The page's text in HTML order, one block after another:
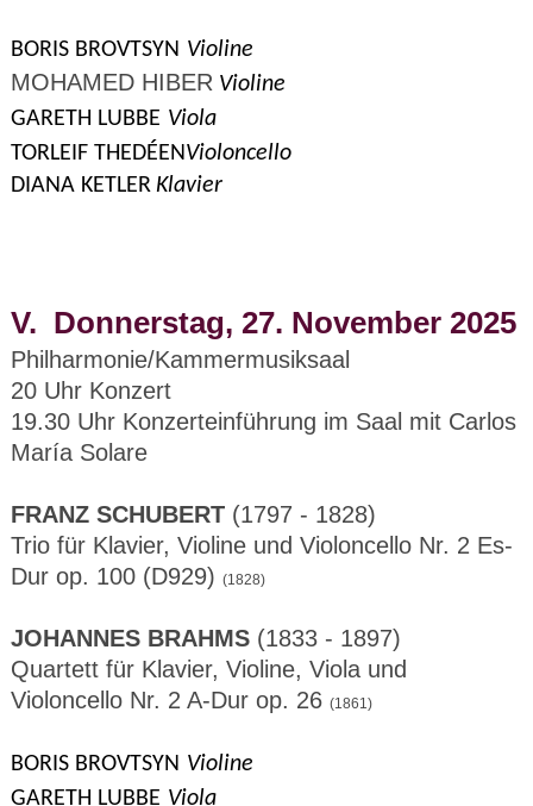
BORIS BROVTSYN Violine
MOHAMED HIBERVioline
GARETH LUBBE Viola
TORLEIF THEDÉEN Violoncello
DIANA KETLER Klavier
V. Donnerstag, 27. November 2025
Philharmonie/Kammermusiksaal
20 Uhr Konzert
19.30 Uhr Konzerteinführung im Saal mit Carlos
María Solare
FRANZ SCHUBERT(1797 - 1828)
Trio für Klavier, Violine und Violoncello Nr. 2 Es-
Dur op. 100 (D929) (1828)
JOHANNES BRAHMS (1833 - 1897)
Quartett für Klavier, Violine, Viola und
Violoncello Nr. 2 A-Dur op. 26 (1861)
BORIS BROVTSYN Violine
GARETH LUBBE Viola